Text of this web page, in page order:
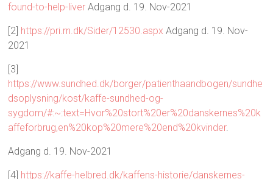
found-to-help-liver Adgang d. 19. Nov-2021
[2] https://pri.rn.dk/Sider/12530.aspx Adgang d. 19. Nov-
2021
[3]
https://www.sundhed.dk/borger/patienthaandbogen/sundhe
dsoplysning/kost/kaffe-sundhed-og-
sygdom/#:~:text=Hvor%20stort%20er%20danskernes%20k
affeforbrug,en%20kop%20mere%20end%20kvinder.
Adgang d. 19. Nov-2021
[4] https://kaffe-helbred.dk/kaffens-historie/danskernes-